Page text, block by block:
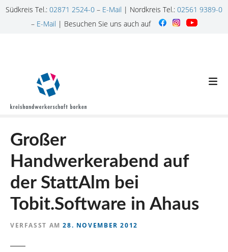
Südkreis Tel.: 02871 2524-0 – E-Mail | Nordkreis Tel.: 02561 9389-0
– E-Mail | Besuchen Sie uns auch auf
Großer
Handwerkerabend auf
der StattAlm bei
Tobit.Software in Ahaus
VERFASST AM 28. NOVEMBER 2012